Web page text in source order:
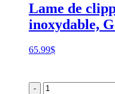
Lame de
inoxydable,
65.99$
-